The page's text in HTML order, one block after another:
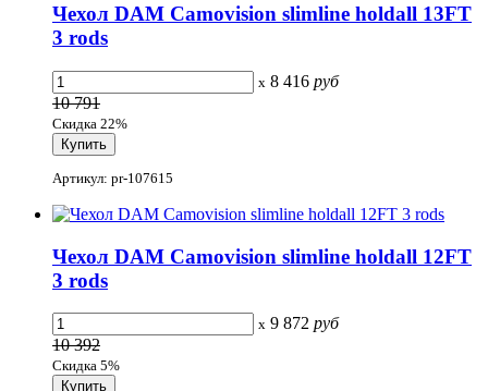
Чехол DAM Camovision slimline holdall 13FT
3 rods
x 8 416 руб
10 791
Скидка 22%
Артикул: pr-107615
Чехол DAM Camovision slimline holdall 12FT
3 rods
x 9 872 руб
10 392
Скидка 5%